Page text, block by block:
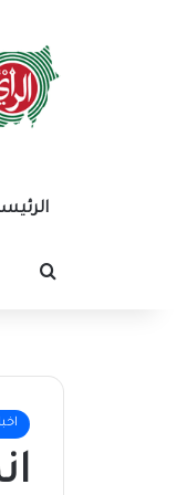
بحث